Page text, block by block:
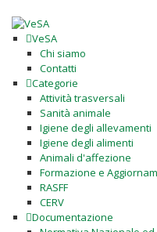
VeSA
Chi siamo
Contatti
Categorie
Attività trasversali
Sanità animale
Igiene degli allevamenti
Igiene degli alimenti
Animali d'affezione
Formazione e
RASFF
CERV
Documentazione